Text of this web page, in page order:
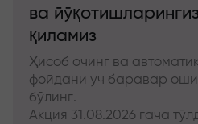
ва
қиламиз
Ҳисоб очинг ва
фойдани уч баравар
бўлинг.
Акция 31.08.2026 гача